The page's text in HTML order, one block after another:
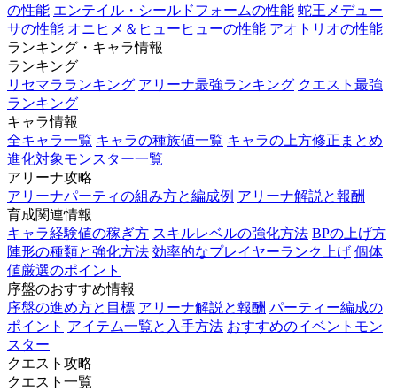
の性能 エンテイル・シールドフォームの性能 蛇王メデュー
サの性能 オニヒメ＆ヒューヒューの性能 アオトリオの性能
ランキング・キャラ情報
ランキング
リセマラランキング アリーナ最強ランキング クエスト最強
ランキング
キャラ情報
全キャラ一覧 キャラの種族値一覧 キャラの上方修正まとめ
進化対象モンスター一覧
アリーナ攻略
アリーナパーティの組み方と編成例 アリーナ解説と報酬
育成関連情報
キャラ経験値の稼ぎ方 スキルレベルの強化方法 BPの上げ方
陣形の種類と強化方法 効率的なプレイヤーランク上げ 個体
値厳選のポイント
序盤のおすすめ情報
序盤の進め方と目標 アリーナ解説と報酬 パーティー編成の
ポイント アイテム一覧と入手方法 おすすめのイベントモン
スター
クエスト攻略
クエスト一覧